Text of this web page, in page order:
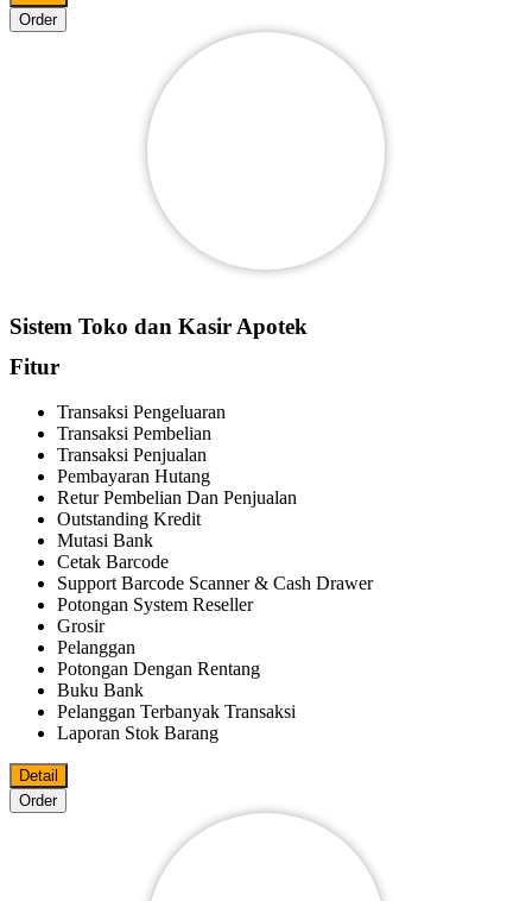
Order
Sistem Toko dan Kasir Apotek
Fitur
Transaksi Pengeluaran
Transaksi Pembelian
Transaksi Penjualan
Pembayaran Hutang
Retur Pembelian Dan Penjualan
Outstanding Kredit
Mutasi Bank
Cetak Barcode
Support Barcode Scanner & Cash Drawer
Potongan System Reseller
Grosir
Pelanggan
Potongan Dengan Rentang
Buku Bank
Pelanggan Terbanyak Transaksi
Laporan Stok Barang
Detail
Order